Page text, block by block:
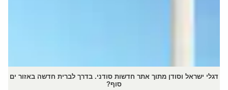
דגלי ישראל וסודן מתוך אתר חדשות סודני. בדרך לברית חדשה באזור ים
סוף?